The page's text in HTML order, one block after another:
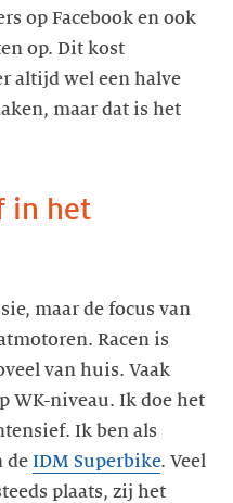
op Facebook en ook
op. Dit kost
altijd wel een halve
maar dat is het
in het
maar de focus van
Racen is
van huis. Vaak
WK-niveau. Ik doe het
Ik ben als
de IDM Superbike. Veel
plaats, zij het